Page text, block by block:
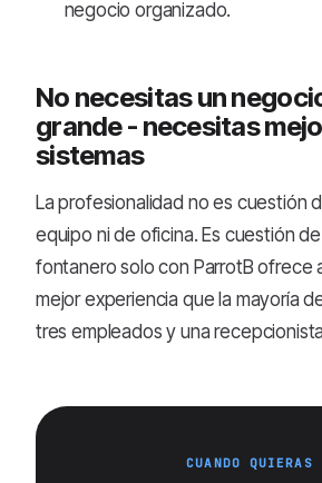
negocio organizado.
No necesitas un
grande - necesitas
sistemas
La profesionalidad no es cuestión
equipo ni de oficina. Es cuestión
fontanero solo con ParrotB ofrece
mejor experiencia que la mayoría
tres empleados y una
CUANDO QUIERAS